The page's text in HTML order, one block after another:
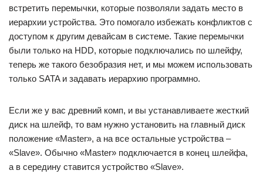
встретить перемычки, которые позволяли задать место в
иерархии устройства. Это помогало избежать конфликтов с
доступом к другим девайсам в системе. Такие перемычки
были только на HDD, которые подключались по шлейфу,
теперь же такого безобразия нет, и мы можем использовать
только SATA и задавать иерархию программно.
Если же у вас древний комп, и вы устанавливаете жесткий
диск на шлейф, то вам нужно установить на главный диск
положение «Master», а на все остальные устройства –
«Slave». Обычно «Master» подключается в конец шлейфа,
а в середину ставится устройство «Slave».